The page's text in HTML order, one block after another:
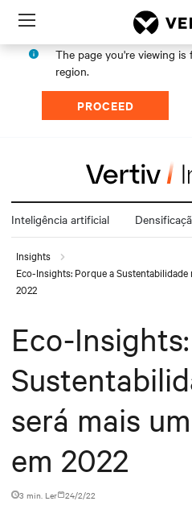
Menu
The page you're viewing is
region.
PROCEED
Inteligência artificial
Insights
Eco-Insights: Porque a
2022
Eco-
será mais
em 2022
3 min. Ler 24/2/22